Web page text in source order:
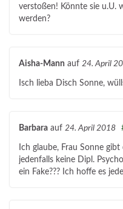
verstoßen! Könnte sie u.U.
werden?
Aisha-Mann auf 24. April
Isch lieba Disch Sonne,
Barbara auf 24. April 2018
Ich glaube, Frau Sonne
jedenfalls keine Dipl.
ein Fake??? Ich hoffe es